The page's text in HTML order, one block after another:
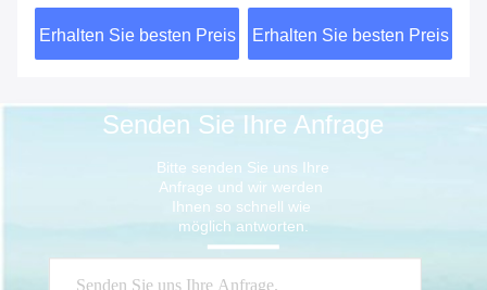
ASTM A351
Erhalten Sie besten Preis
von Sockel 3" X 2" Klasse
150
Erhalten Sie besten Preis
Senden Sie Ihre Anfrage
Bitte senden Sie uns Ihre
Anfrage und wir werden
Ihnen so schnell wie
möglich antworten.